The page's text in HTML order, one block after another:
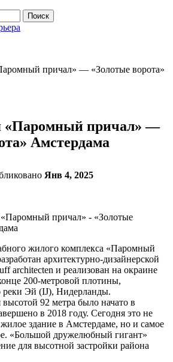
причал» — «Золотые ворота»
«Паромный причал» —
Амстердама
Янв 4, 2025
жилого комплекса «Паромный
архитектурно-дизайнерской
architecten и реализован на окраине
200-метровой плотины,
Эй (IJ), Нидерланды.
высотой 92 метра было начато в
в 2018 году. Сегодня это не
здание в Амстердаме, но и самое
«Большой дружелюбный гигант»
для высотной застройки района